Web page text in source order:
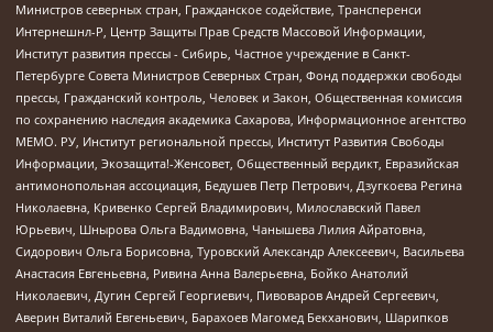
Министров северных стран, Гражданское содействие, Трансперенси
Интернешнл-Р, Центр Защиты Прав Средств Массовой Информации,
Институт развития прессы - Сибирь, Частное учреждение в Санкт-
Петербурге Совета Министров Северных Стран, Фонд поддержки свободы
прессы, Гражданский контроль, Человек и Закон, Общественная комиссия
по сохранению наследия академика Сахарова, Информационное агентство
МЕМО. РУ, Институт региональной прессы, Институт Развития Свободы
Информации, Экозащита!-Женсовет, Общественный вердикт, Евразийская
антимонопольная ассоциация, Бедушев Петр Петрович, Дзугкоева Регина
Николаевна, Кривенко Сергей Владимирович, Милославский Павел
Юрьевич, Шнырова Ольга Вадимовна, Чанышева Лилия Айратовна,
Сидорович Ольга Борисовна, Туровский Александр Алексеевич, Васильева
Анастасия Евгеньевна, Ривина Анна Валерьевна, Бойко Анатолий
Николаевич, Дугин Сергей Георгиевич, Пивоваров Андрей Сергеевич,
Аверин Виталий Евгеньевич, Барахоев Магомед Бекханович, Шарипков